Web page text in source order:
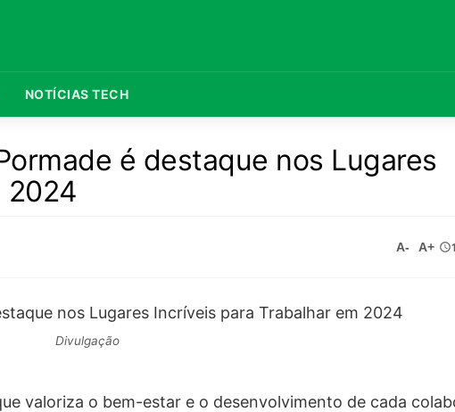
NOTÍCIAS TECH
é destaque nos Lugares
2024
A- A+
Divulgação
valoriza o bem-estar e o desenvolvimento de cada